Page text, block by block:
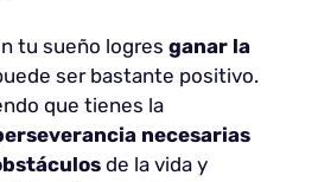
tu sueño logres ganar la
ser bastante positivo.
que tienes la
necesarias
de la vida y